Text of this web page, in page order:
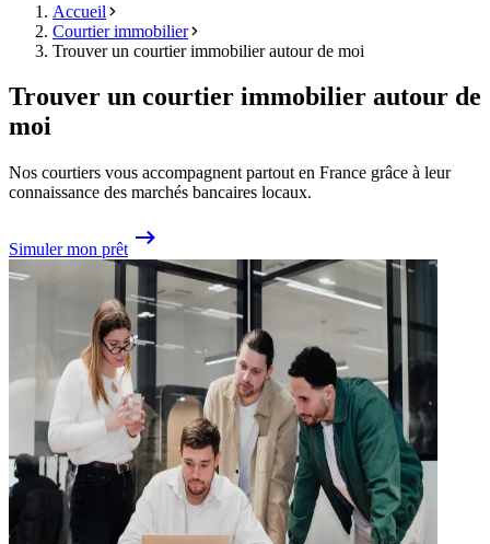
Accueil
Courtier immobilier
Trouver un courtier immobilier autour de moi
Trouver un courtier immobilier autour de
moi
Nos courtiers vous accompagnent partout en France grâce à leur
connaissance des marchés bancaires locaux.
Simuler mon prêt